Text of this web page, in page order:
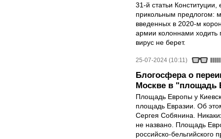
31-й статьи
прикольным предлогом:
введенных в 2020-м
армии колоннами
вирус не берет.
25-07-2024 (10:11)
Блогосфера о
Москве в "площадь
Площадь Европы у
площадь Евразии. Об
Сергея Собянина.
не названо. Площадь
российско-бельгийского